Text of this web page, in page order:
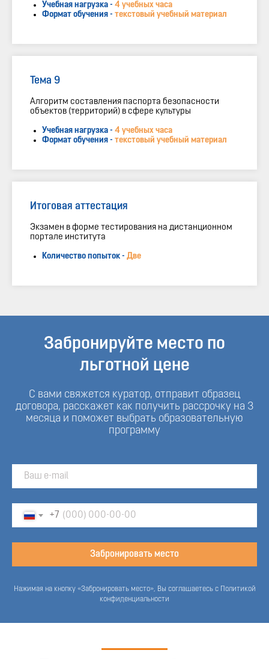
Учебная нагрузка - 4 учебных часа
Формат обучения - текстовый учебный материал
Тема 9
Алгоритм составления паспорта безопасности
объектов (территорий) в сфере культуры
Учебная нагрузка - 4 учебных часа
Формат обучения - текстовый учебный материал
Итоговая аттестация
Экзамен в форме тестирования на дистанционном
портале института
Количество попыток - Две
Забронируйте место по
льготной цене
С вами свяжется куратор, отправит образец
договора, расскажет как получить рассрочку на 3
месяца и поможет выбрать образовательную
программу
+7
Забронировать место
Нажимая на кнопку «Забронировать место», Вы соглашаетесь с Политикой
конфиденциальности